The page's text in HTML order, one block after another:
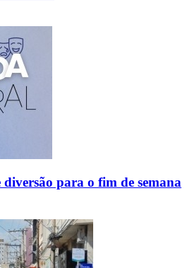
diversão para o fim de semana